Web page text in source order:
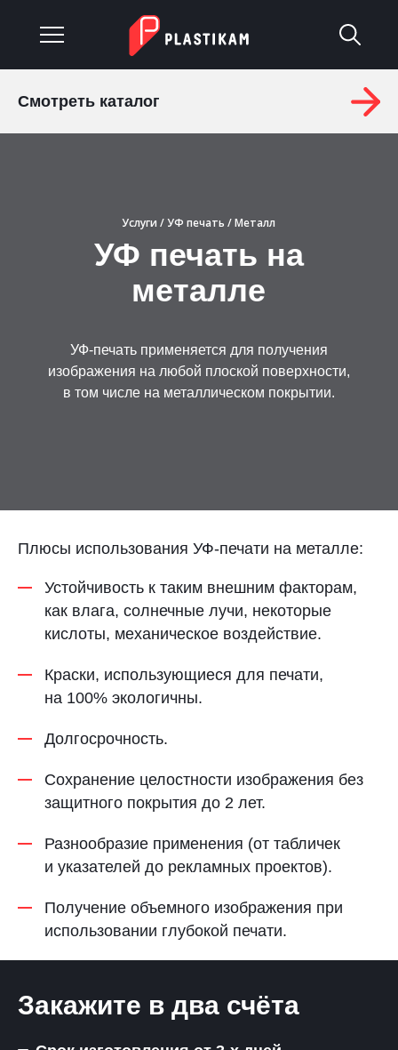
Изделия на заказ
Гарантия
НИЖНИЙ НОВГОРОД
8 (800) 333-72-11
sale@plastikam.ru
Смотреть каталог
Услуги /УФ печать / Металл
УФ печать на
металле
УФ-печать применяется для получения
изображения на любой плоской поверхности,
в том числе на металлическом покрытии.
Плюсы использования УФ-печати на металле:
Устойчивость к таким внешним факторам,
как влага, солнечные лучи, некоторые
кислоты, механическое воздействие.
Краски, использующиеся для печати,
на 100% экологичны.
Долгосрочность.
Сохранение целостности изображения без
защитного покрытия до 2 лет.
Разнообразие применения (от табличек
и указателей до рекламных проектов).
Получение объемного изображения при
использовании глубокой печати.
Закажите в два счёта